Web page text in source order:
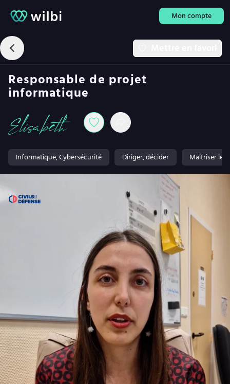
Mon compte
Responsable de projet
informatique
Elisabeth
Informatique, Cybersécurité Diriger, décider Maitriser le